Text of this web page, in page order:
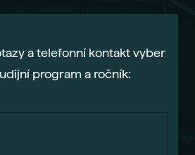
a telefonní kontakt vyber
program a ročník: